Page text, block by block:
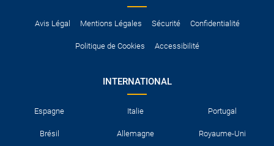
Avis Légal Mentions Légales Sécurité Confidentialité
Politique de Cookies Accessibilité
INTERNATIONAL
Espagne Italie Portugal
Brésil Allemagne Royaume-Uni